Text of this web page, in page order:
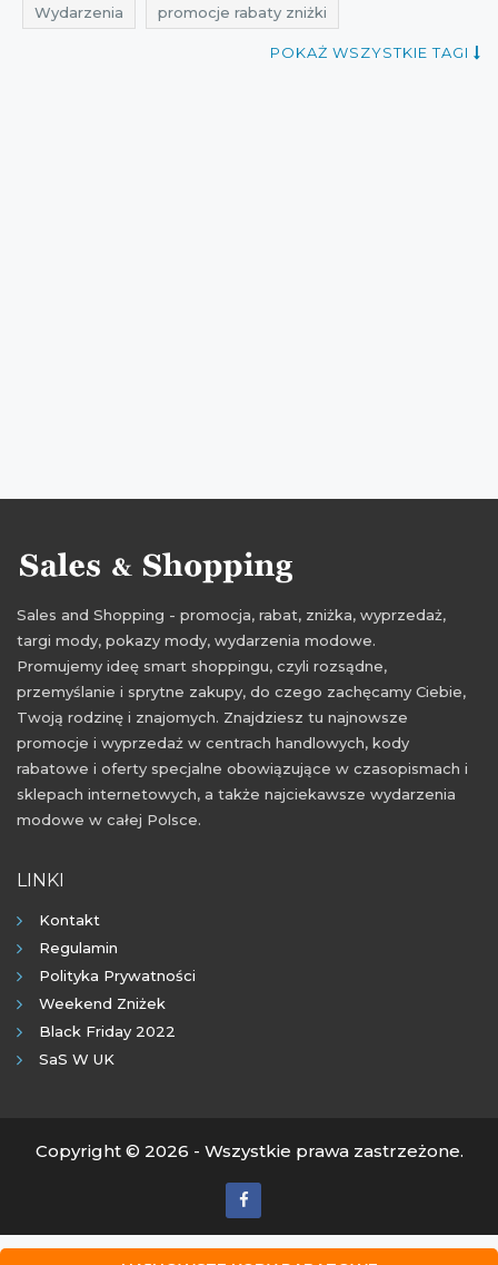
Wydarzenia promocje rabaty zniżki
POKAŻ WSZYSTKIE TAGI
Sales and Shopping - promocja, rabat, zniżka, wyprzedaż,
targi mody, pokazy mody, wydarzenia modowe.
Promujemy ideę smart shoppingu, czyli rozsądne,
przemyślanie i sprytne zakupy, do czego zachęcamy Ciebie,
Twoją rodzinę i znajomych. Znajdziesz tu najnowsze
promocje i wyprzedaż w centrach handlowych, kody
rabatowe i oferty specjalne obowiązujące w czasopismach i
sklepach internetowych, a także najciekawsze wydarzenia
modowe w całej Polsce.
LINKI
Kontakt
Regulamin
Polityka Prywatności
Weekend Zniżek
Black Friday 2022
SaS W UK
Copyright © 2026 - Wszystkie prawa zastrzeżone.